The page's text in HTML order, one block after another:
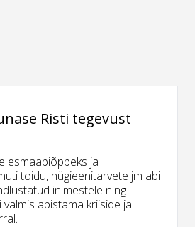
Risti tegevust
esmaabiõppeks ja
toidu, hügieenitarvete jm abi
inimestele ning
abistama kriiside ja